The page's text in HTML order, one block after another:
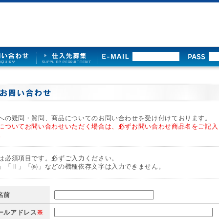
の疑問・質問、商品についてのお問い合わせを受け付けております。
ついてお問い合わせいただく場合は、必ずお問い合わせ商品名をご記
必須項目です。必ずご入力ください。
「Ⅱ」「㈱」などの機種依存文字は入力できません。
前
ルアドレス ※